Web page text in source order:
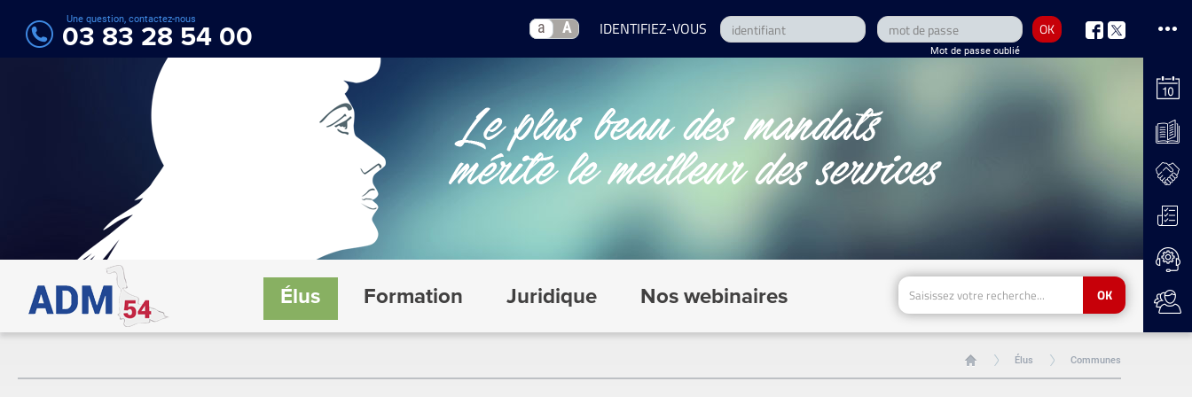
a A OK
Mot de passe oublié
nous
sur
nous
sur
Une question, contactez-nous
03 83 28 54 00
Élus Formation Juridique Nos webinaires OK
Élus Communes